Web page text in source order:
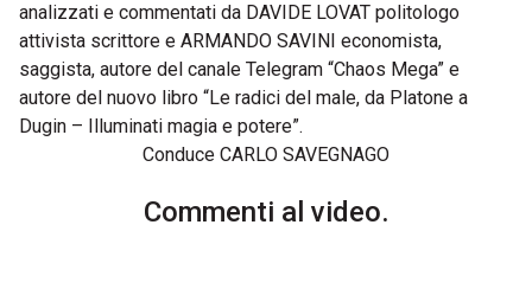
analizzati e commentati da DAVIDE LOVAT politologo
attivista scrittore e ARMANDO SAVINI economista,
saggista, autore del canale Telegram “Chaos Mega” e
autore del nuovo libro “Le radici del male, da Platone a
Dugin – Illuminati magia e potere”.
Conduce CARLO SAVEGNAGO
Commenti al video.